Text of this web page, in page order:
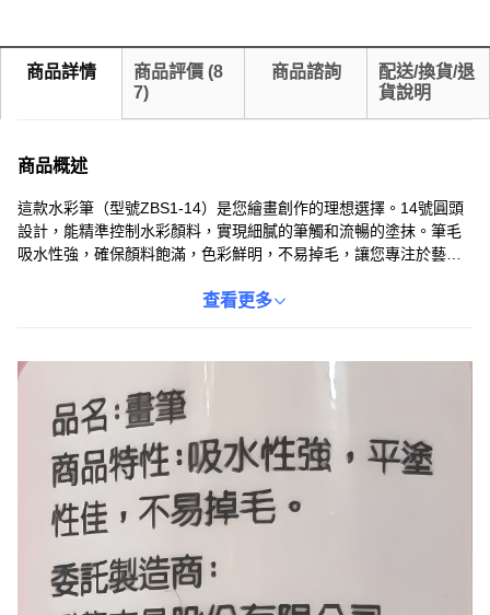
商品詳情 商品評價 (8
7)
商品諮詢
配送/換貨/退
貨說明
商品概述
這款水彩筆（型號ZBS1-14）是您繪畫創作的理想選擇。14號圓頭
設計，能精準控制水彩顏料，實現細膩的筆觸和流暢的塗抹。筆毛
吸水性強，確保顏料飽滿，色彩鮮明，不易掉毛，讓您專注於藝術
者，這款水彩筆都能滿足您對繪畫工具的高要求，激發您的創作靈
查看更多